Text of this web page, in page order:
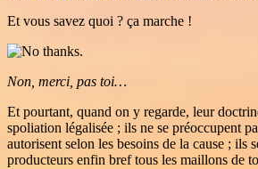
Et vous savez quoi ? ça marche !
Non, merci, pas toi…
Et pourtant, quand on y regarde, leur
spoliation légalisée ; ils ne se préoccupent
autorisent selon les besoins de la cause ; ils
producteurs enfin bref tous les maillons de